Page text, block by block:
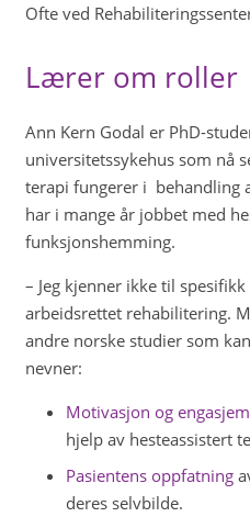
Ofte ved
Lærer om roller
Ann Kern Godal er PhD-
universitetssykehus som nå
terapi fungerer i behandling
har i mange år jobbet med
funksjonshemming.
– Jeg kjenner ikke til
arbeidsrettet rehabilitering.
andre norske studier som
nevner:
Motivasjon og
hjelp av hesteassistert
Pasientens oppfatning
deres selvbilde.